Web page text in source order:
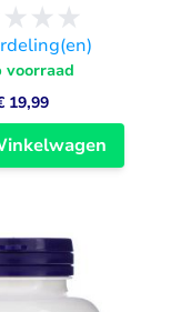
voorraad
19,99